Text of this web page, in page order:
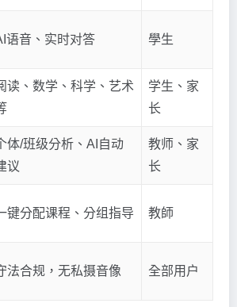
语音、实时对答 學生
读、数学、科学、艺术
学生、家
长
体/班级分析、AI自动
议
教师、家
长
键分配课程、分组指导 教師
法合规，无私摄音像 全部用户